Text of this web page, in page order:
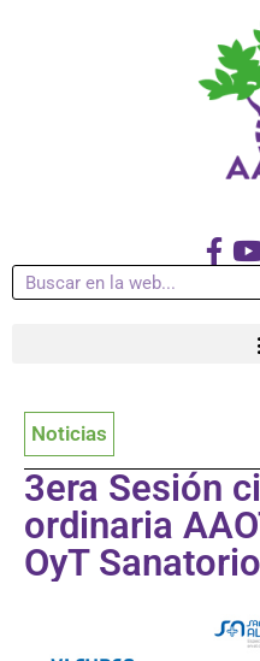
Noticias
3era Sesión
ordinaria
OyT